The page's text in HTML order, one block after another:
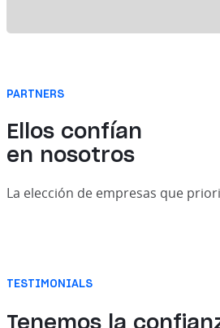
PARTNERS
Ellos confían
en nosotros
La elección de empresas que
TESTIMONIALS
Tenemos la